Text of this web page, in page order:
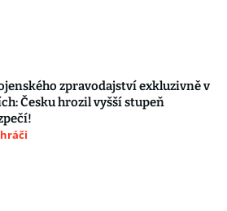
zpravodajství exkluzivně v
Česku hrozil vyšší stupeň